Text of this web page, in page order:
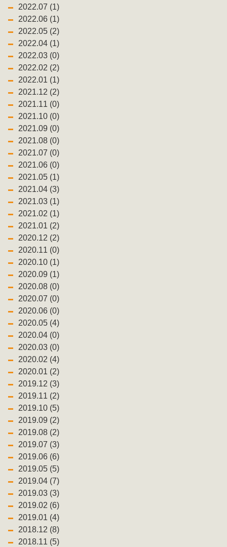
2022.07 (1)
2022.06 (1)
2022.05 (2)
2022.04 (1)
2022.03 (0)
2022.02 (2)
2022.01 (1)
2021.12 (2)
2021.11 (0)
2021.10 (0)
2021.09 (0)
2021.08 (0)
2021.07 (0)
2021.06 (0)
2021.05 (1)
2021.04 (3)
2021.03 (1)
2021.02 (1)
2021.01 (2)
2020.12 (2)
2020.11 (0)
2020.10 (1)
2020.09 (1)
2020.08 (0)
2020.07 (0)
2020.06 (0)
2020.05 (4)
2020.04 (0)
2020.03 (0)
2020.02 (4)
2020.01 (2)
2019.12 (3)
2019.11 (2)
2019.10 (5)
2019.09 (2)
2019.08 (2)
2019.07 (3)
2019.06 (6)
2019.05 (5)
2019.04 (7)
2019.03 (3)
2019.02 (6)
2019.01 (4)
2018.12 (8)
2018.11 (5)